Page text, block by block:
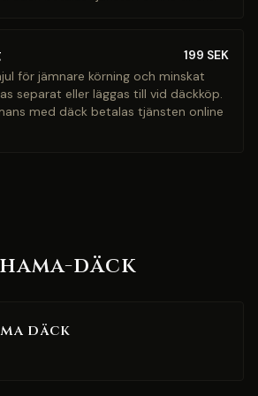
199 SEK
för jämnare körning och minskat
separat eller läggas till vid däckköp.
med däck betalas tjänsten online
däck
däck